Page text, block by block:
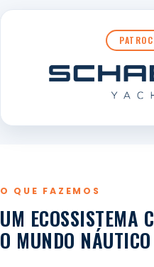
O QUE FAZEMOS
UM ECOSSISTEMA
O MUNDO NÁUTICO